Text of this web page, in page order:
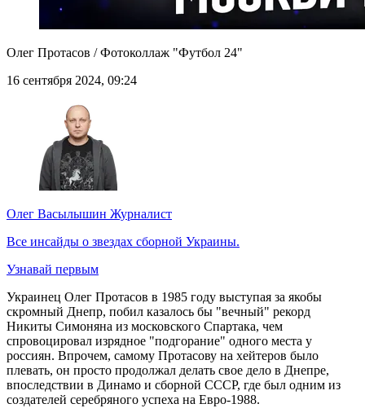
Олег Протасов / Фотоколлаж "Футбол 24"
16 сентября 2024, 09:24
Олег Васылышин Журналист
Все инсайды о звездах сборной Украины.
Узнавай первым
Украинец Олег Протасов в 1985 году выступая за якобы
скромный Днепр, побил казалось бы "вечный" рекорд
Никиты Симоняна из московского Спартака, чем
спровоцировал изрядное "подгорание" одного места у
россиян. Впрочем, самому Протасову на хейтеров было
плевать, он просто продолжал делать свое дело в Днепре,
впоследствии в Динамо и сборной СССР, где был одним из
создателей серебряного успеха на Евро-1988.